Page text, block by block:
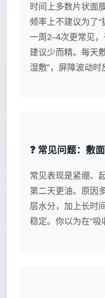
时间上多数片状面
频率上不建议为了“
一周2–4次更常见
建议少而精。每天
湿敷”，屏障波动时
❓ 常见问题：敷
常见表现是紧绷、
第二天更油。原因
层水分，加上长时
稳定。你以为在“吸